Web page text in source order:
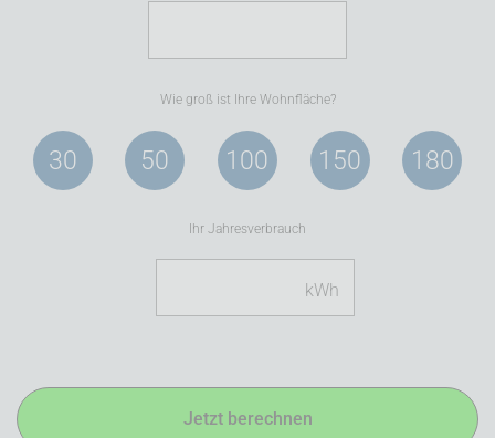
Wie groß ist Ihre Wohnfläche?
30 50 100 150 180
Ihr Jahresverbrauch
kWh